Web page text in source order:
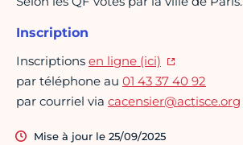
Inscription
Inscriptions en ligne (ici)
par téléphone au 01 43 37 40 92
par courriel via cacensier@actisce.org
Mise à jour le 25/09/2025